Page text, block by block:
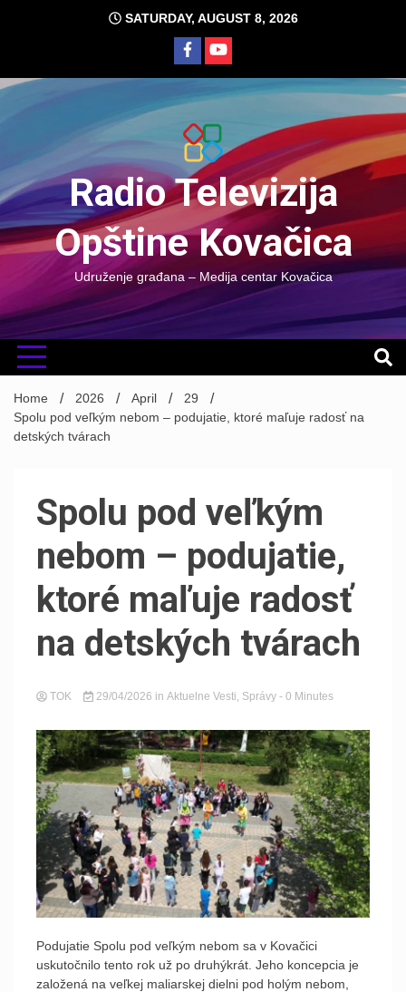
SATURDAY, AUGUST 8, 2026
Radio Televizija
Opštine Kovačica
Udruženje građana – Medija centar Kovačica
Home 2026 April
29
Spolu pod veľkým nebom – podujatie, ktoré maľuje radosť na
detských tvárach
Spolu pod veľkým
nebom – podujatie,
ktoré maľuje radosť
na detských tvárach
TOK 29/04/2026 in Aktuelne Vesti, Správy - 0 Minutes
Podujatie Spolu pod veľkým nebom sa v Kovačici
uskutočnilo tento rok už po druhýkrát. Jeho koncepcia je
založená na veľkej maliarskej dielni pod holým nebom,